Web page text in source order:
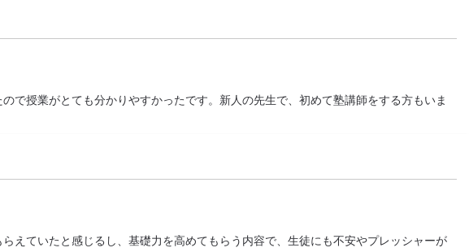
で授業がとても分かりやすかったです。新人の先生で、初めて塾講師をする方もいま
えていたと感じるし、基礎力を高めてもらう内容で、生徒にも不安やプレッシャーが